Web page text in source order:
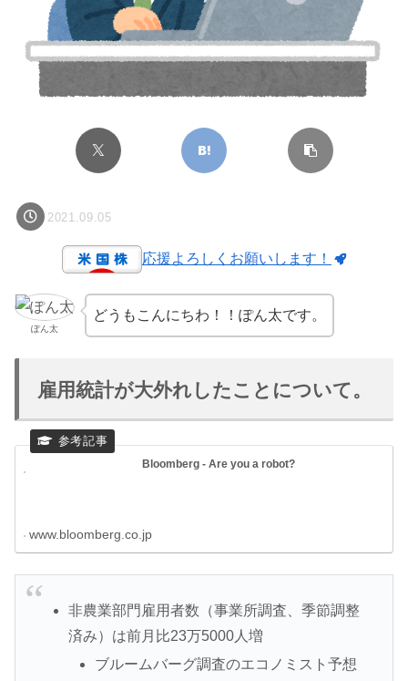
2021.09.05
応援よろしくお願いします！
ぽん太
どうもこんにちわ！！ぽん太です。
雇用統計が大外れしたことについて。
Bloomberg - Are you a robot?
www.bloomberg.co.jp
非農業部門雇用者数（事業所調査、季節調整
済み）は前月比23万5000人増
ブルームバーグ調査のエコノミスト予想